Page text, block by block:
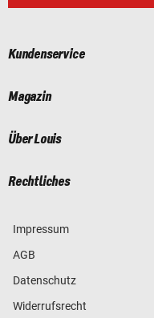
Kundenservice
Magazin
Über Louis
Rechtliches
Impressum
AGB
Datenschutz
Widerrufsrecht